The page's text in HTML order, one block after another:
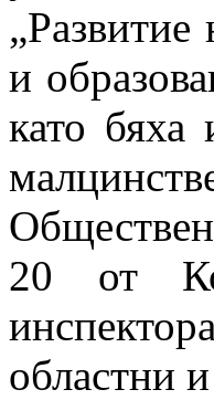
и
като
20 от
областни